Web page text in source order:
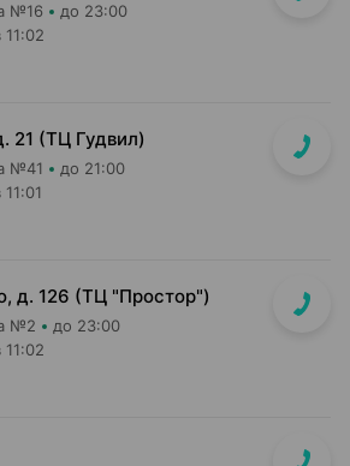
№16 до 23:00
21 (ТЦ Гудвил)
№41 до 21:00
д. 126 (ТЦ "Простор")
№2 до 23:00